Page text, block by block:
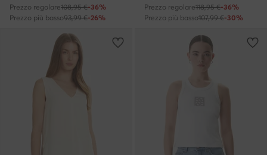
Prezzo regolare108,95 €-36%
Prezzo più basso93,99 €-26%
Prezzo regolare118,95 €-36%
Prezzo più basso107,99 €-30%